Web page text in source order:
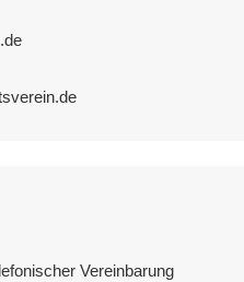
Vereinbarung